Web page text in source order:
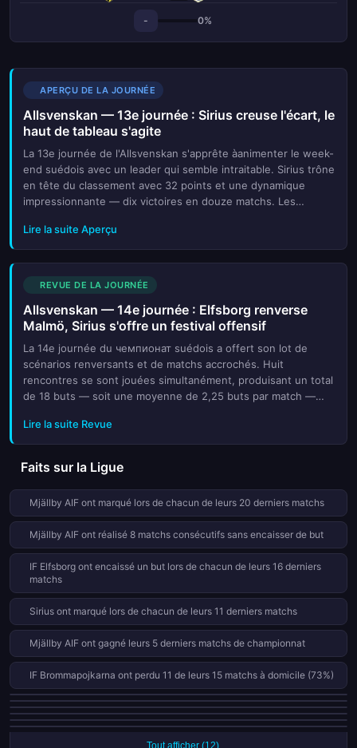
- 0%
APERÇU DE LA JOURNÉE
Allsvenskan — 13e journée : Sirius creuse l'écart, le
haut de tableau s'agite
La 13e journée de l'Allsvenskan s'apprête àanimenter le week-
end suédois avec un leader qui semble intraitable. Sirius trône
en tête du classement avec 32 points et une dynamique
impressionnante — dix victoires en douze matchs. Les
un ava...
Lire la suite Aperçu
REVUE DE LA JOURNÉE
Allsvenskan — 14e journée : Elfsborg renverse
Malmö, Sirius s'offre un festival offensif
La 14e journée du чемпионат suédois a offert son lot de
scénarios renversants et de matchs accrochés. Huit
rencontres se sont jouées simultanément, produisant un total
de 18 buts — soit une moyenne de 2,25 buts par match —
du classeme...
Lire la suite Revue
Faits sur la Ligue
Mjällby AIF ont marqué lors de chacun de leurs 20 derniers matchs
Mjällby AIF ont réalisé 8 matchs consécutifs sans encaisser de but
IF Elfsborg ont encaissé un but lors de chacun de leurs 16 derniers
matchs
Sirius ont marqué lors de chacun de leurs 11 derniers matchs
Mjällby AIF ont gagné leurs 5 derniers matchs de championnat
IF Brommapojkarna ont perdu 11 de leurs 15 matchs à domicile (73%)
IFK Norrkoping ont perdu leurs 4 derniers matchs de championnat
Degerfors IF ont encaissé un but lors de chacun de leurs 9 derniers
matchs
Hammarby FF ont gagné leurs 3 derniers matchs de championnat
Gais ont gagné leurs 3 derniers matchs de championnat
BK Häcken ont encaissé un but lors de chacun de leurs 8 derniers matchs